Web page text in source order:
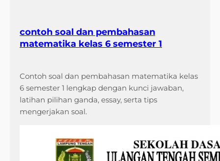
contoh soal dan pembahasan
matematika kelas 6 semester 1
Contoh soal dan pembahasan matematika kelas
6 semester 1 lengkap dengan kunci jawaban,
latihan pilihan ganda, essay, serta tips
mengerjakan soal.